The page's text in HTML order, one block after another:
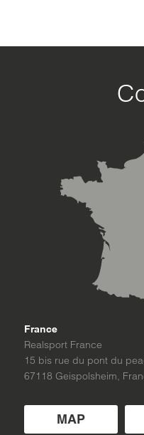
France
Realsport France
15 bis rue du pont du
67118 Geispolsheim,
MAP